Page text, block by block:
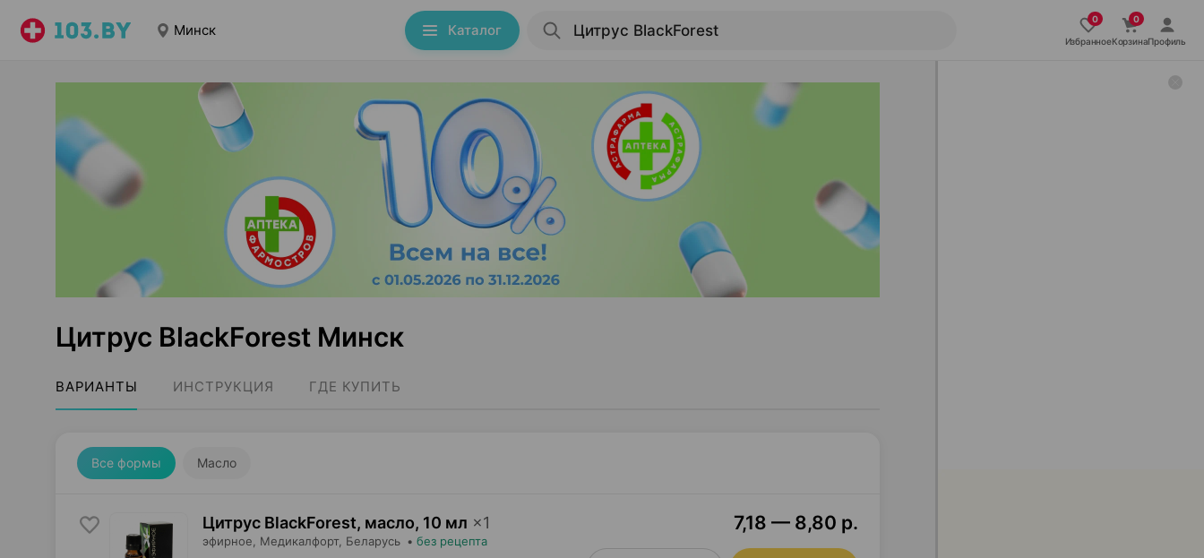
Минск Каталог
ИзбранноеКорзинаПрофиль
Цитрус BlackForest Минск
ВАРИАНТЫ ИНСТРУКЦИЯ ГДЕ КУПИТЬ
Все формы Масло
Цитрус BlackForest, масло, 10 мл ×1
эфирное, Медикалфорт, Беларусь • без рецепта
7,18 — 8,80 р.